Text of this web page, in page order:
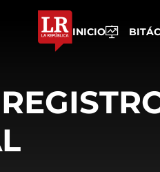
INICIO